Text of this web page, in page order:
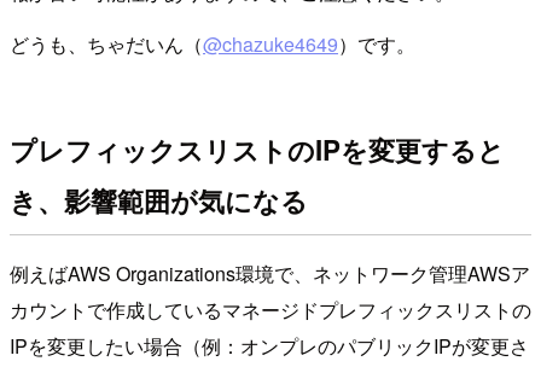
どうも、ちゃだいん（@chazuke4649）です。
プレフィックスリストのIPを変更すると
き、影響範囲が気になる
例えばAWS Organizations環境で、ネットワーク管理AWSア
カウントで作成しているマネージドプレフィックスリストの
IPを変更したい場合（例：オンプレのパブリックIPが変更さ